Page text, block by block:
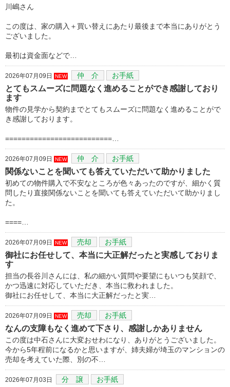
川嶋さん
この度は、家の購入＋買い替えにあたり最後まで本当にありがとう
ございました。
最初は資金面などで…
2026年07月09日 NEW 仲 介 お手紙
とてもスムーズに問題なく進めることができ感謝しており
ます
物件の見学から契約までとてもスムーズに問題なく進めることがで
き感謝しております。
==========================…
2026年07月09日 NEW 仲 介 お手紙
関係ないことを聞いても答えていただいて助かりました
初めての物件購入で不安なところが色々あったのですが、細かく質
問したり直接関係ないことを聞いても答えていただいて助かりまし
た。
====…
2026年07月09日 NEW 売却 お手紙
御社にお任せして、本当に大正解だったと実感しておりま
す
担当の長谷川さんには、私の細かい質問や要望にもいつも笑顔で、
かつ迅速に対応していただき、本当に救われました。
御社にお任せして、本当に大正解だったと実…
2026年07月09日 NEW 売却 お手紙
なんの支障もなく進めて下さり、感謝しかありません
この度は中石さんに大変おせわになり、ありがとうございました。
今から5年程前になるかと思いますが、姉夫婦が埼玉のマンションの
売却を考えていた際、別の不…
2026年07月03日 分 譲 お手紙